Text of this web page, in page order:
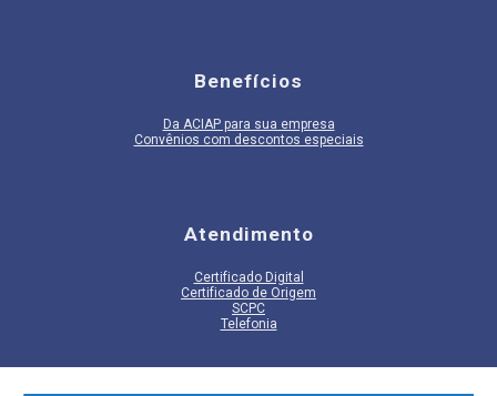
Benefícios
Da ACIAP para sua empresa
Convênios com descontos especiais
Atendimento
Certificado Digital
Certificado de Origem
SCPC
Telefonia